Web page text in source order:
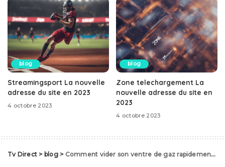
blog
Streamingsport La nouvelle
adresse du site en 2023
4 octobre 2023
blog
Zone telechargement La
nouvelle adresse du site en
2023
4 octobre 2023
Tv Direct > blog> Comment vider son ventre de gaz rapidement ?